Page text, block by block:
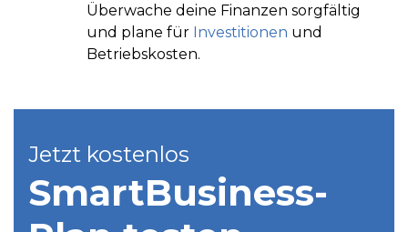
Überwache deine Finanzen sorgfältig
und plane für Investitionen und
Betriebskosten.
Jetzt kostenlos
SmartBusiness­